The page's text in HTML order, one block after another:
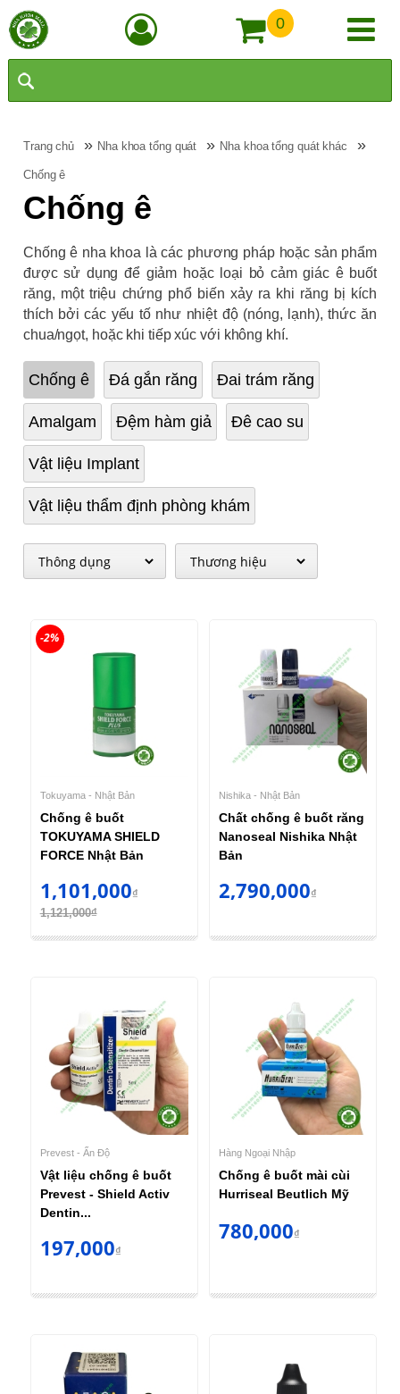
0
Trang chủ » Nha khoa tổng quát » Nha khoa tổng quát khác »
Chống ê
Chống ê
Chống ê nha khoa là các phương pháp hoặc sản phẩm
được sử dụng để giảm hoặc loại bỏ cảm giác ê buốt
răng, một triệu chứng phổ biến xảy ra khi răng bị kích
thích bởi các yếu tố như nhiệt độ (nóng, lạnh), thức ăn
chua/ngọt, hoặc khi tiếp xúc với không khí.
Chống ê Đá gắn răng Đai trám răng
Amalgam Đệm hàm giả Đê cao su
Vật liệu Implant
Vật liệu thẩm định phòng khám
Tokuyama - Nhật Bản
Chống ê buốt
TOKUYAMA SHIELD
FORCE Nhật Bản
1,101,000₫
1,121,000₫
-2%
Nishika - Nhật Bản
Chất chống ê buốt răng
Nanoseal Nishika Nhật
Bản
2,790,000₫
Prevest - Ấn Độ
Vật liệu chống ê buốt
Prevest - Shield Activ
Dentin...
197,000₫
Hàng Ngoại Nhập
Chống ê buốt mài cùi
Hurriseal Beutlich Mỹ
780,000₫